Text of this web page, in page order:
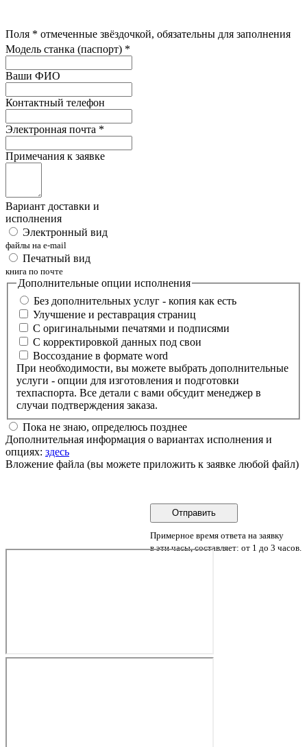
Поля * отмеченные звёздочкой, обязательны для заполнения
Модель станка (паспорт) *
Ваши ФИО
Контактный телефон
Электронная почта *
Примечания к заявке
Вариант доставки и
исполнения
Электронный вид
файлы на e-mail
Печатный вид
книга по почте
Дополнительные опции исполнения
Без дополнительных услуг - копия как есть
Улучшение и реставрация страниц
С оригинальными печатями и подписями
С корректировкой данных под свои
Воссоздание в формате word
При необходимости, вы можете выбрать дополнительные
услуги - опции для изготовления и подготовки
техпаспорта. Все детали с вами обсудит менеджер в
случаи подтверждения заказа.
Пока не знаю, определюсь позднее
Дополнительная информация о вариантах исполнения и
опциях: здесь
Вложение файла (вы можете приложить к заявке любой файл)
Примерное время ответа на заявку
в эти часы, составляет: от 1 до 3 часов.